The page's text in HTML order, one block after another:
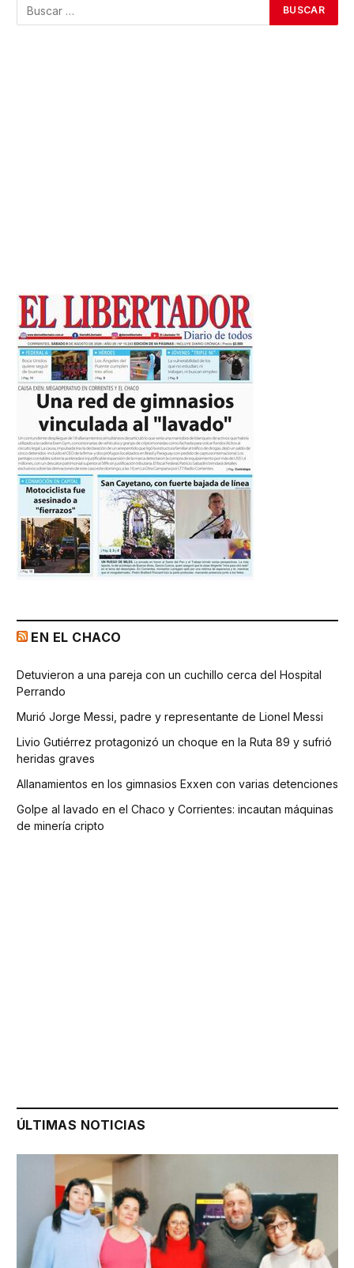
EN EL CHACO
Detuvieron a una pareja con un cuchillo cerca del Hospital
Perrando
Murió Jorge Messi, padre y representante de Lionel Messi
Livio Gutiérrez protagonizó un choque en la Ruta 89 y sufrió
heridas graves
Allanamientos en los gimnasios Exxen con varias detenciones
Golpe al lavado en el Chaco y Corrientes: incautan máquinas
de minería cripto
ÚLTIMAS NOTICIAS